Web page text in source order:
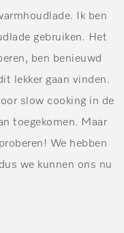
Ik ben
gebruiken. Het
ben benieuwd
lekker gaan vinden.
slow cooking in de
toegekomen. Maar
We hebben
we kunnen ons nu